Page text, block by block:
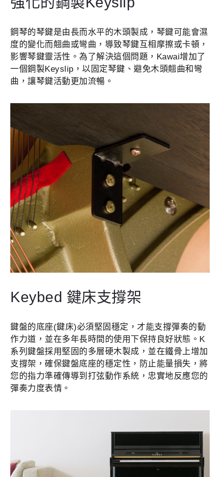
鋼琴的琴鍵是由長而水平的木頭製成，琴鍵可能會濕
度的變化而翹曲或彎曲，導致琴鍵互相摩擦或卡頓，
影響琴鍵靈活性。為了解決這個問題，Kawai增加了
一個鋼製Keyslip，以固定琴鍵、避免木頭翹曲和彎
曲，讓琴鍵活動更加流暢。
Keybed 鍵床支撐架
鍵盤的底座(鍵床)必須堅固穩定，才能支撐彈奏的動
作力道，並在多年長時間的使用下保持良好狀態。K
系列鍵盤採用堅固的多層硬木製成，並在鐵骨上增加
支撐架，確保鍵盤底座的穩定性，防止能量損失，將
您的指力準確傳導到打弦動作系統，忠實地反應您的
彈奏力度表情。